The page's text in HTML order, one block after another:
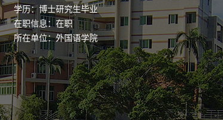
学历：博士研究生毕业
在职信息：在职
所在单位：外国语学院